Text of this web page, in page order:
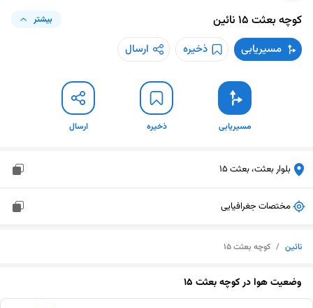
کوچه بعثت ۱۵ نائین بیشتر
مسیریابی ذخیره ارسال
مسیریابی ذخیره ارسال
بلوار بعثت، بعثت 15
مختصات جغرافیایی
نائین / کوچه بعثت ۱۵
وضعیت هوا درکوچه بعثت ۱۵